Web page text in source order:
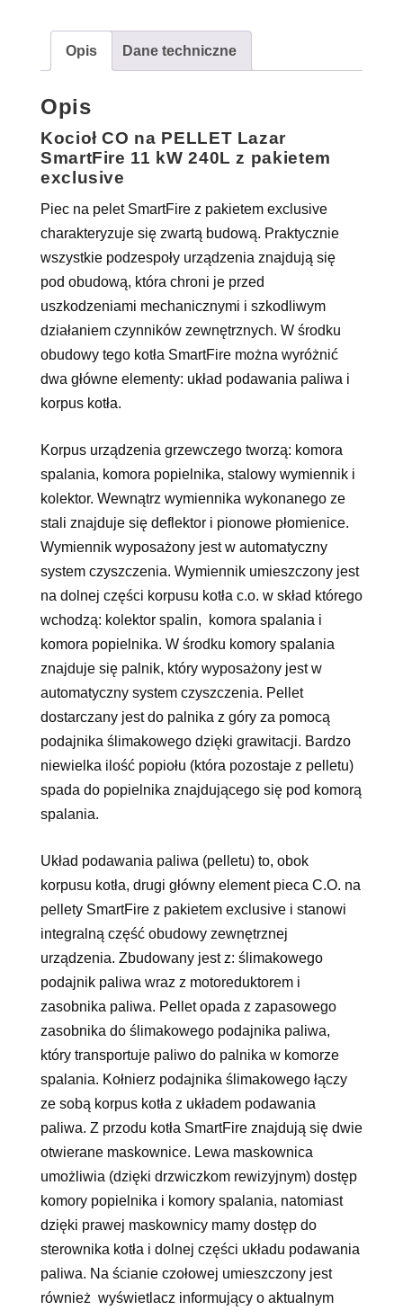
Opis Dane techniczne
Opis
Kocioł CO na PELLET Lazar
SmartFire 11 kW 240L z pakietem
exclusive
Piec na pelet SmartFire z pakietem exclusive
charakteryzuje się zwartą budową. Praktycznie
wszystkie podzespoły urządzenia znajdują się
pod obudową, która chroni je przed
uszkodzeniami mechanicznymi i szkodliwym
działaniem czynników zewnętrznych. W środku
obudowy tego kotła SmartFire można wyróżnić
dwa główne elementy: układ podawania paliwa i
korpus kotła.
Korpus urządzenia grzewczego tworzą: komora
spalania, komora popielnika, stalowy wymiennik i
kolektor. Wewnątrz wymiennika wykonanego ze
stali znajduje się deflektor i pionowe płomienice.
Wymiennik wyposażony jest w automatyczny
system czyszczenia. Wymiennik umieszczony jest
na dolnej części korpusu kotła c.o. w skład którego
wchodzą: kolektor spalin, komora spalania i
komora popielnika. W środku komory spalania
znajduje się palnik, który wyposażony jest w
automatyczny system czyszczenia. Pellet
dostarczany jest do palnika z góry za pomocą
podajnika ślimakowego dzięki grawitacji. Bardzo
niewielka ilość popiołu (która pozostaje z pelletu)
spada do popielnika znajdującego się pod komorą
spalania.
Układ podawania paliwa (pelletu) to, obok
korpusu kotła, drugi główny element pieca C.O. na
pellety SmartFire z pakietem exclusive i stanowi
integralną część obudowy zewnętrznej
urządzenia. Zbudowany jest z: ślimakowego
podajnik paliwa wraz z motoreduktorem i
zasobnika paliwa. Pellet opada z zapasowego
zasobnika do ślimakowego podajnika paliwa,
który transportuje paliwo do palnika w komorze
spalania. Kołnierz podajnika ślimakowego łączy
ze sobą korpus kotła z układem podawania
paliwa. Z przodu kotła SmartFire znajdują się dwie
otwierane maskownice. Lewa maskownica
umożliwia (dzięki drzwiczkom rewizyjnym) dostęp
komory popielnika i komory spalania, natomiast
dzięki prawej maskownicy mamy dostęp do
sterownika kotła i dolnej części układu podawania
paliwa. Na ścianie czołowej umieszczony jest
również wyświetlacz informujący o aktualnym